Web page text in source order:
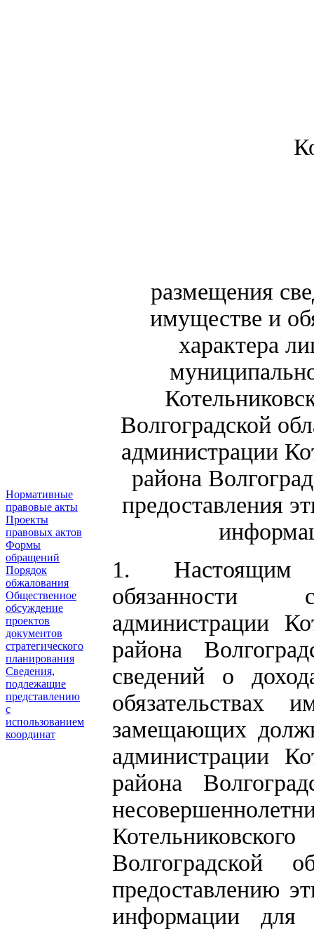
Нормативные
правовые акты
Проекты
правовых актов
Формы
обращений
Порядок
обжалования
Общественное
обсуждение
проектов
документов
стратегического
планирования
Сведения,
подлежащие
представлению
с
использованием
координат
размещения
имуществе и
характера
Волгоградской
администрации
района
предоставления
1. Настоящим
обязанности
администрации
района
сведений о
обязательствах
замещающих
администрации
района
предоставлению
информации для